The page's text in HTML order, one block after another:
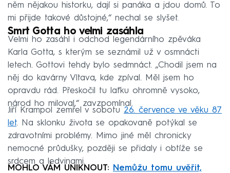
něm nějakou historku, dají si panáka a jdou domů. To
mi přijde takové důstojné,“ nechal se slyšet.
Smrt Gotta ho velmi zasáhla
Velmi ho zasáhl i odchod legendárního zpěváka
Karla Gotta, s kterým se seznámil už v osmnácti
letech. Gottovi tehdy bylo sedmnáct. „Chodil jsem na
něj do kavárny Vltava, kde zpíval. Měl jsem ho
opravdu rád. Přeskočil tu laťku ohromně vysoko,
národ ho miloval,“ zavzpomínal.
Jiří Krampol zemřel v sobotu 26. července ve věku 87
let. Na sklonku života se opakovaně potýkal se
zdravotními problémy. Mimo jiné měl chronicky
nemocné průdušky, později se přidaly i obtíže se
srdcem a ledvinami.
MOHLO VÁM UNIKNOUT:
Nemůžu tomu uvěřit,